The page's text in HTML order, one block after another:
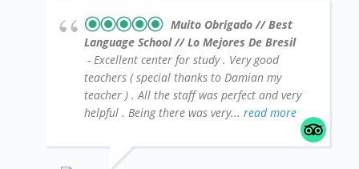
Muito Obrigado // Best
Language School // Lo Mejores De Bresil
- Excellent center for study . Very good
teachers ( special thanks to Damian my
teacher ) . All the staff was perfect and very
helpful . Being there was very... read more